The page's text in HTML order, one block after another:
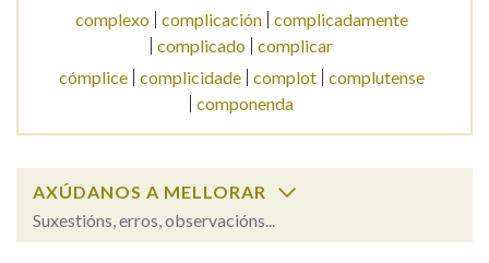
Nas definicións
complexo complicación complicadamente
complicado complicar
cómplice complicidade complot complutense
componenda
AXÚDANOS A MELLORAR
Suxestións, erros, observacións...